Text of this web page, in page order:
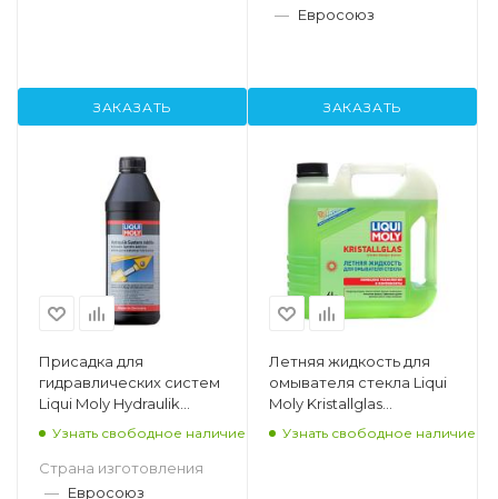
ЗАКАЗАТЬ
— Евросоюз
ЗАКАЗАТЬ
Присадка для
гидравлических систем
Liqui Moly Hydraulik
System Additiv, 1л
Узнать свободное наличие
Страна изготовления
— Евросоюз
Летняя жидкость для
омывателя стекла Liqui
Moly Kristallglas
Scheiben-Reiniger-
Узнать свободное наличие